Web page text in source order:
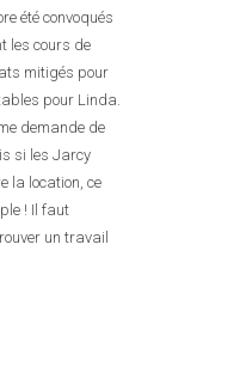
été convoqués
les cours de
mitigés pour
pour Linda.
demande de
si les Jarcy
la location, ce
! Il faut
un travail